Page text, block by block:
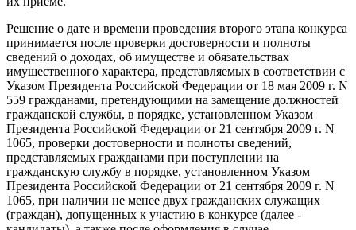
Решение о дате и времени проведения второго этапа конкурса
принимается после проверки достоверности и полноты
сведений о доходах, об имуществе и обязательствах
имущественного характера, представляемых в соответствии с
Указом Президента Российской Федерации от 18 мая 2009 г. N
559 гражданами, претендующими на замещение должностей
гражданской службы, в порядке, установленном Указом
Президента Российской Федерации от 21 сентября 2009 г. N
1065, проверки достоверности и полноты сведений,
представляемых гражданами при поступлении на
гражданскую службу в порядке, установленном Указом
Президента Российской Федерации от 21 сентября 2009 г. N
1065, при наличии не менее двух гражданских служащих
(граждан), допущенных к участию в конкурсе (далее -